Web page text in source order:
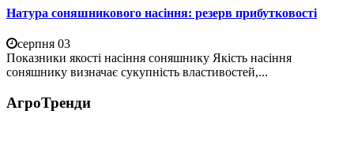
Натура соняшникового насіння: резерв прибутковості
серпня 03
Показники якості насіння соняшнику Якість насіння
соняшнику визначає сукупність властивостей,...
АгроТренди